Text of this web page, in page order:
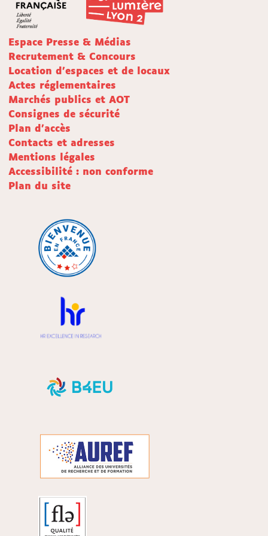
Espace Presse & Médias
Recrutement & Concours
Location d'espaces et de locaux
Actes réglementaires
Marchés publics et AOT
Consignes de sécurité
Plan d'accès
Contacts et adresses
Mentions légales
Accessibilité : non conforme
Plan du site